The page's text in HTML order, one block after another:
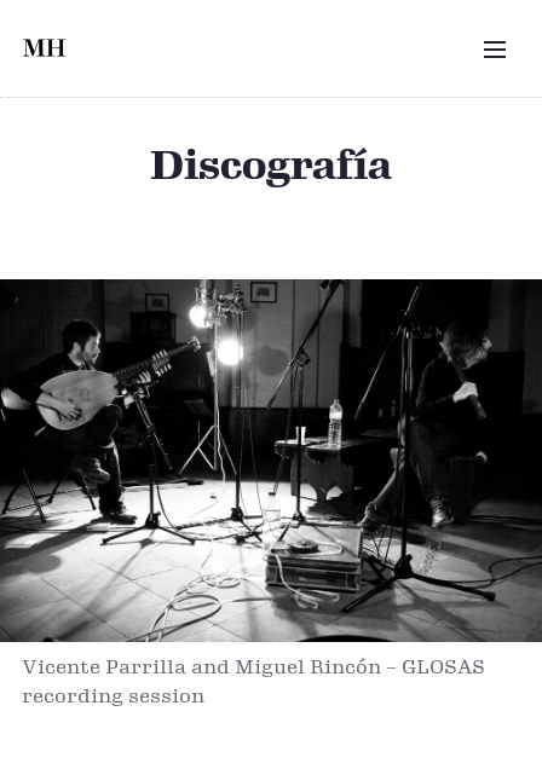
Saltar al contenido principal
Discografía
Vicente Parrilla and Miguel Rincón – GLOSAS
recording session